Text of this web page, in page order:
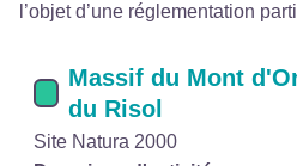
l’objet d’une réglementation
Massif du Mont
du Risol
Site Natura 2000